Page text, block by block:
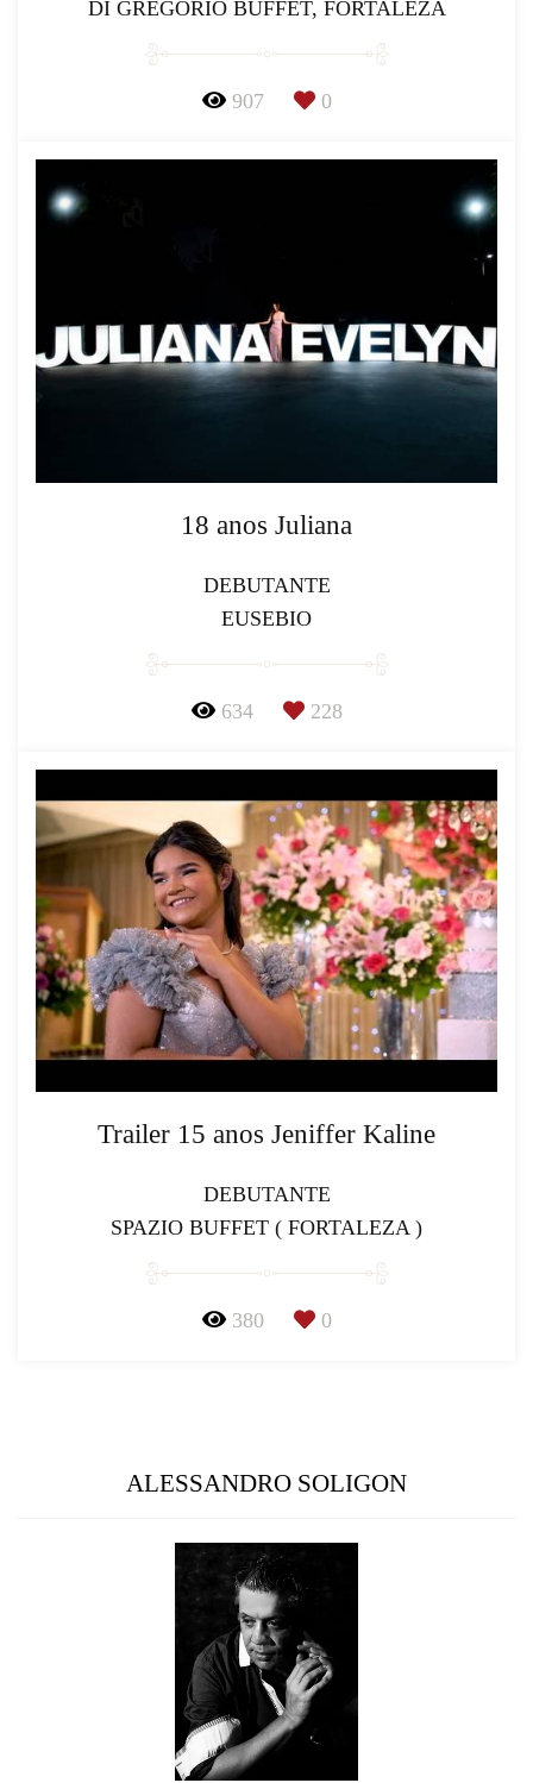
DI GREGORIO BUFFET, FORTALEZA
907 0
18 anos Juliana
DEBUTANTE
EUSEBIO
634 228
Trailer 15 anos Jeniffer Kaline
DEBUTANTE
SPAZIO BUFFET ( FORTALEZA )
380 0
ALESSANDRO SOLIGON